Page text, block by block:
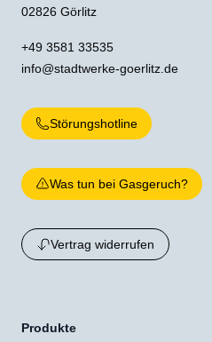
02826 Görlitz
+49 3581 33535
info@stadtwerke-goerlitz.de
Störungshotline
Was tun bei Gasgeruch?
Vertrag widerrufen
Produkte